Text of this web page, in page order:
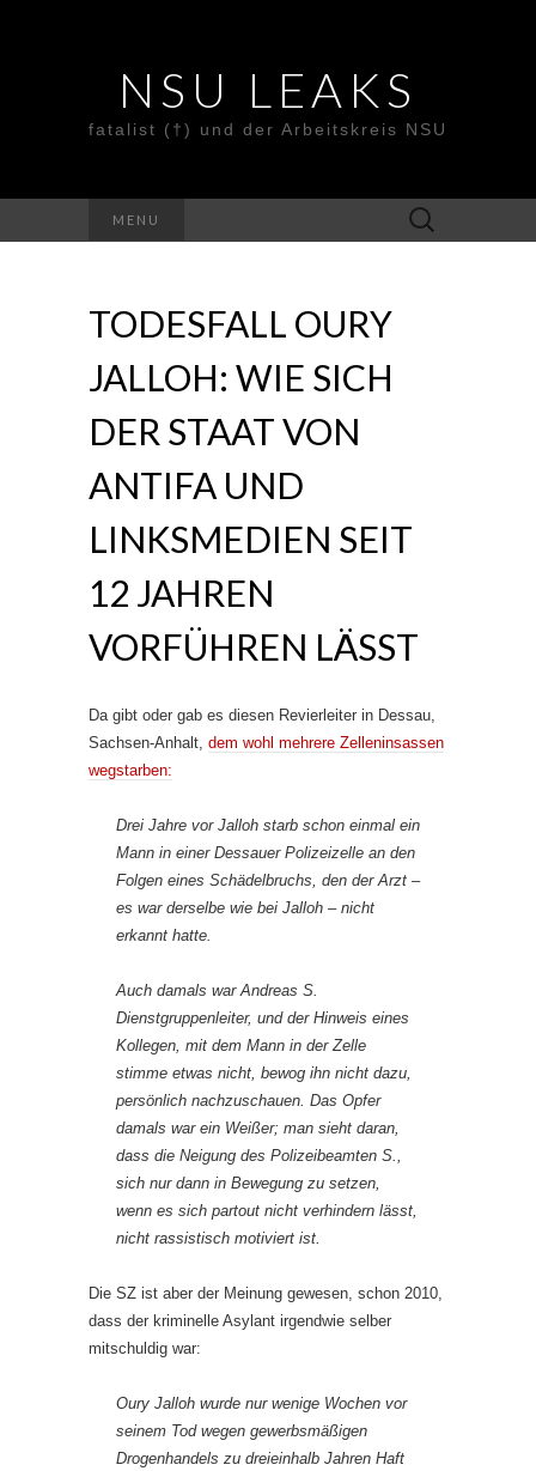
NSU LEAKS
fatalist (†) und der Arbeitskreis NSU
MENU
Suche
nach:
TODESFALL OURY
JALLOH: WIE SICH
DER STAAT VON
ANTIFA UND
LINKSMEDIEN SEIT
12 JAHREN
VORFÜHREN LÄSST
Da gibt oder gab es diesen Revierleiter in Dessau,
Sachsen-Anhalt, dem wohl mehrere Zelleninsassen
wegstarben:
Drei Jahre vor Jalloh starb schon einmal ein
Mann in einer Dessauer Polizeizelle an den
Folgen eines Schädelbruchs, den der Arzt –
es war derselbe wie bei Jalloh – nicht
erkannt hatte.
Auch damals war Andreas S.
Dienstgruppenleiter, und der Hinweis eines
Kollegen, mit dem Mann in der Zelle
stimme etwas nicht, bewog ihn nicht dazu,
persönlich nachzuschauen. Das Opfer
damals war ein Weißer; man sieht daran,
dass die Neigung des Polizeibeamten S.,
sich nur dann in Bewegung zu setzen,
wenn es sich partout nicht verhindern lässt,
nicht rassistisch motiviert ist.
Die SZ ist aber der Meinung gewesen, schon 2010,
dass der kriminelle Asylant irgendwie selber
mitschuldig war:
Oury Jalloh wurde nur wenige Wochen vor
seinem Tod wegen gewerbsmäßigen
Drogenhandels zu dreieinhalb Jahren Haft